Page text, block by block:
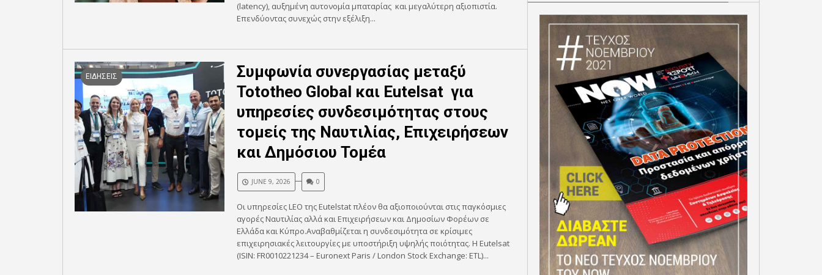
(latency), αυξημένη αυτονομία μπαταρίας και μεγαλύτερη αξιοπιστία.
Επενδύοντας συνεχώς στην εξέλιξη...
ΕΙΔΗΣΕΙΣ
Συμφωνία συνεργασίας μεταξύ
Tototheo Global και Eutelsat για
υπηρεσίες συνδεσιμότητας στους
τομείς της Ναυτιλίας, Επιχειρήσεων
και Δημόσιου Τομέα
JUNE 9, 2026 0
Οι υπηρεσίες LEO της Eutelstat πλέον θα αξιοποιούνται στις παγκόσμιες
αγορές Ναυτιλίας αλλά και Επιχειρήσεων και Δημοσίων Φορέων σε
Ελλάδα και Κύπρο.Αναβαθμίζεται η συνδεσιμότητα σε κρίσιμες
επιχειρησιακές λειτουργίες με υποστήριξη υψηλής ποιότητας. Η Eutelsat
(ISIN: FR0010221234 – Euronext Paris / London Stock Exchange: ETL)...